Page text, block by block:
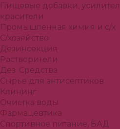
Пищевые добавки,
красители
Промышленная химия и с/х
С/хозяйство
Дезинсекция
Растворители
Дез. Средства
Сырье для антисептиков
Клининг
Очистка воды
Фармацевтика
Спортивное питание, БАД